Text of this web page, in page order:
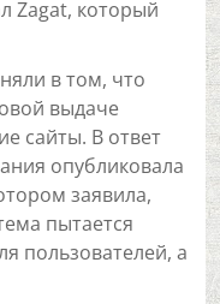
Zagat, который
в том, что
выдаче
сайты. В ответ
опубликовала
заявила,
пытается
пользователей, а